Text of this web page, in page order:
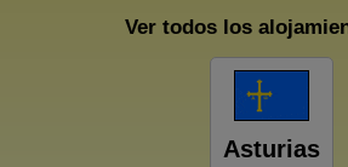
Ver todos los
Asturias